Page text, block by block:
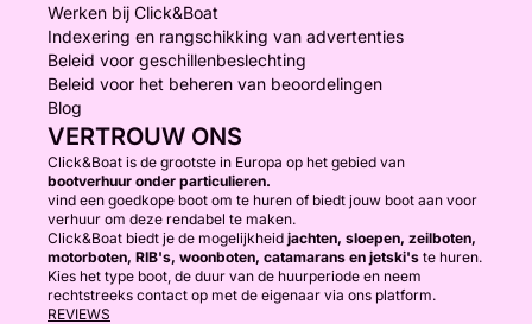
Werken bij Click&Boat
Indexering en rangschikking van advertenties
Beleid voor geschillenbeslechting
Beleid voor het beheren van beoordelingen
Blog
VERTROUW ONS
Click&Boat is de grootste in Europa op het gebied van
bootverhuur onder particulieren.
vind een goedkope boot om te huren of biedt jouw boot aan voor
verhuur om deze rendabel te maken.
Click&Boat biedt je de mogelijkheid jachten, sloepen, zeilboten,
motorboten, RIB's, woonboten, catamarans en jetski's te huren.
Kies het type boot, de duur van de huurperiode en neem
rechtstreeks contact op met de eigenaar via ons platform.
REVIEWS